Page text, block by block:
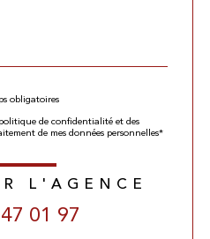
obligatoires
de confidentialité et des
de mes données personnelles*
L'AGENCE
01 97